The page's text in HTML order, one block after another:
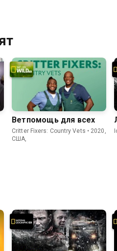
Ветпомощь для всех
Critter Fixers: Country Vets • 2020,
США,